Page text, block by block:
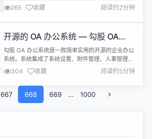
Server 核心功能： 官方文档写道： 百度地图已经完
成了 8 个核心 API 接口和 MCP 协议的对接， 涵盖
逆地理编码、地点检索、路线规划等。 作为国内首家
Server 发布后，智能体开发者...
265 收藏 阅读约2分钟
开源的 OA 办公系统 — 勾股 OA
5.7.2 发布
勾股 OA 办公系统是一款简单实用的开源的企业办公
系统。系统集成了系统设置、附件管理、人事管理、
行政管理、消息管理、企业公告、知识网盘、审批流
程设置、办公审批、日常办公、财务管理、客户管
理、合同管理、项目管理、任务管理等功能模块。系
统简约，易于功能扩展，方便二次开发，可以用来做
日常 OA，CRM，ERP，业务管理等系统。 勾股
304 收藏 阅读约5分钟
667 668 669 ... 1000